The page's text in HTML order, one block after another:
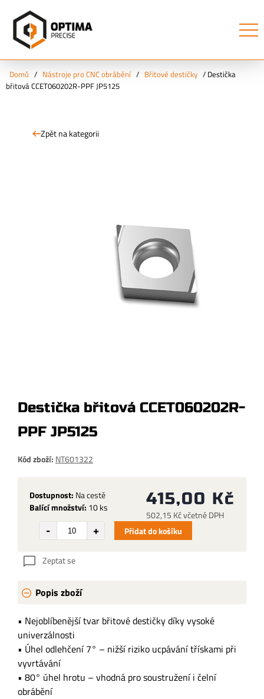
Domů / Nástroje pro CNC obrábění / Břitové destičky / Destička
břitová CCET060202R-PPF JP5125
Zpět na kategorii
Destička břitová CCET060202R-
PPF JP5125
Kód zboží: NT601322
Dostupnost: Na cestě
Balící množství: 10 ks 415,00 Kč
502,15 Kč včetně DPH
Přidat do košíku
Zeptat se
Popis zboží
• Nejoblíbenější tvar břitové destičky díky vysoké
univerzálnosti
• Úhel odlehčení 7° – nižší riziko ucpávání třískami při
vyvrtávání
• 80° úhel hrotu – vhodná pro soustružení i čelní
obrábění